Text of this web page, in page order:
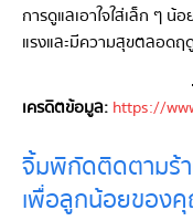
การดูแลเอาใจใส่เล็ก ๆ
แรงและมีความสุขตลอดฤ
เครดิตข้อมูล: https://
จิ้มพิกัดติดตามร้า
เพื่อลูกน้อยของคุ